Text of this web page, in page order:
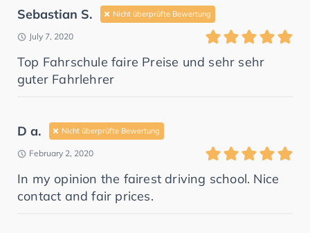
Sebastian S. Nicht überprüfte Bewertung
July 7, 2020
Top Fahrschule faire Preise und sehr sehr
guter Fahrlehrer
D a. Nicht überprüfte Bewertung
February 2, 2020
In my opinion the fairest driving school. Nice
contact and fair prices.